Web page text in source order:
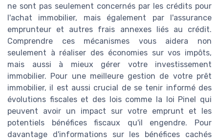
ne sont pas seulement concernés par les crédits pour
l'achat immobilier, mais également par l'assurance
emprunteur et autres frais annexes liés au crédit.
Comprendre ces mécanismes vous aidera non
seulement à réaliser des économies sur vos impôts,
mais aussi à mieux gérer votre investissement
immobilier. Pour une meilleure gestion de votre prêt
immobilier, il est aussi crucial de se tenir informé des
évolutions fiscales et des lois comme la loi Pinel qui
peuvent avoir un impact sur votre emprunt et les
potentiels bénéfices fiscaux qu'il engendre. Pour
davantage d'informations sur les bénéfices cachés